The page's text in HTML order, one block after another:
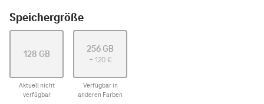
Speichergröße
128 GB
Aktuell nicht
verfügbar
256 GB
+ 120 €
Verfügbar in
anderen Farben